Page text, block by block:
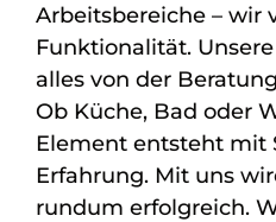
Arbeitsbereiche – wir
Funktionalität.
alles von der
Ob Küche, Bad oder
Element entsteht mit
Erfahrung. Mit uns
rundum erfolgreich.